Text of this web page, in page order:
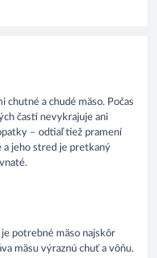
chutné a chudé mäso. Počas
častí nevykrajuje ani
– odtiaľ tiež pramení
a jeho stred je pretkaný
potrebné mäso najskôr
mäsu výraznú chuť a vôňu.